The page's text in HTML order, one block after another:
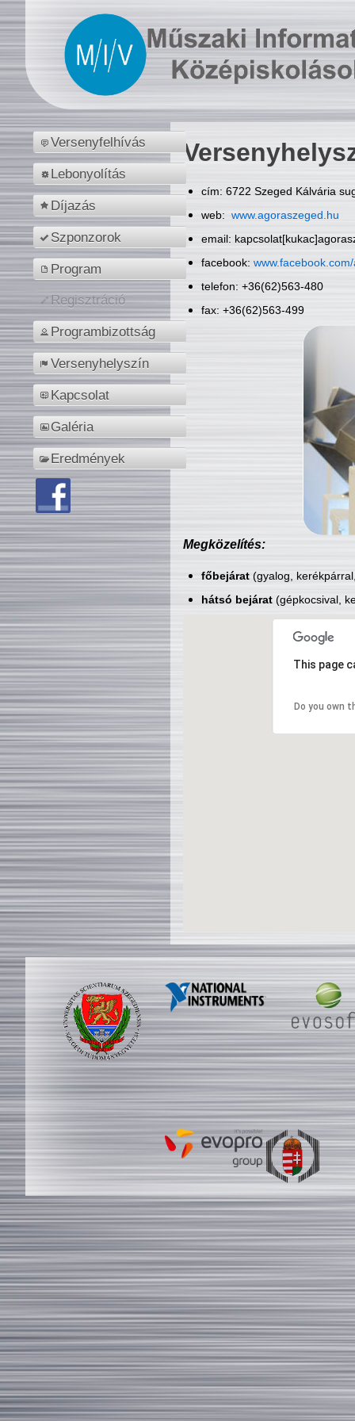
Versenyfelhívás
Lebonyolítás
Díjazás
Szponzorok
Program
Regisztráció
Programbizottság
Versenyhelyszín
Kapcsolat
Galéria
Eredmények
cím: 6722 Szeged Kálvária
web: www.agoraszeged.hu
email:
facebook:
telefon: +36(62)563-480
fax: +36(62)563-499
Megközelítés:
főbejárat(gyalog,
hátsó bejárat(gépkocsival,
This page
Do you own